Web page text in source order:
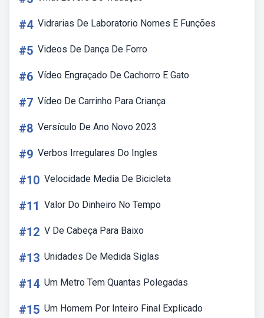
#4 Vidrarias De Laboratorio Nomes E Funções
#5 Videos De Dança De Forro
#6 Vídeo Engraçado De Cachorro E Gato
#7 Vídeo De Carrinho Para Criança
#8 Versículo De Ano Novo 2023
#9 Verbos Irregulares Do Ingles
#10 Velocidade Media De Bicicleta
#11 Valor Do Dinheiro No Tempo
#12 V De Cabeça Para Baixo
#13 Unidades De Medida Siglas
#14 Um Metro Tem Quantas Polegadas
#15 Um Homem Por Inteiro Final Explicado